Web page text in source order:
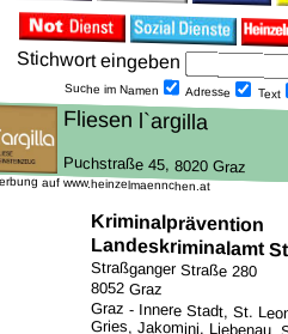
Stich­wort ein­geben
Suche im Namen Adresse Text
auf www.heinzelmaennchen.at
Kriminalprävention
Landeskriminalamt
Straßganger Straße 280
8052 Graz
Graz - Innere Stadt, St.
Gries, Jakomini, Liebenau,
Ries, Mariatrost, Andritz,
Wetzelsdorf,